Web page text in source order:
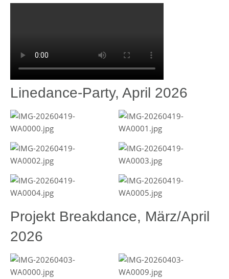
Linedance-Party, April 2026
Projekt Breakdance, März/April
2026